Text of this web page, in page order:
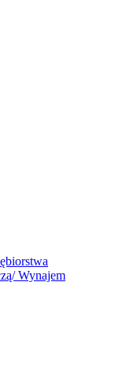
Wynajem